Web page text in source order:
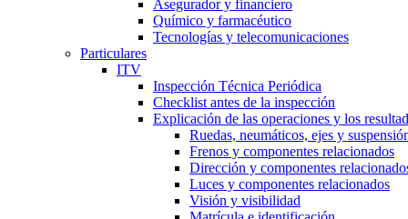
Asegurador y financiero
Químico y farmacéutico
Tecnologías y telecomunicaciones
Particulares
ITV
Inspección Técnica Periódica
Checklist antes de la inspección
Explicación de las operaciones y los
Ruedas, neumáticos, ejes y
Frenos y componentes relacionados
Dirección y componentes
Luces y componentes relacionados
Visión y visibilidad